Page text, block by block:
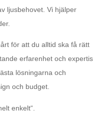
ljusbehovet. Vi hjälper
för att du alltid ska få rätt
erfarenhet och expertis
lösningarna och
och budget.
enkelt“.